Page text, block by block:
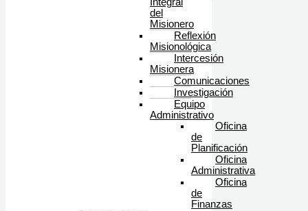
del
Misionero
Reflexión
Misionológica
Intercesión
Misionera
Comunicaciones
Investigación
Equipo
Administrativo
Oficina
de
Planificación
Oficina
Administrativa
Oficina
de
Finanzas